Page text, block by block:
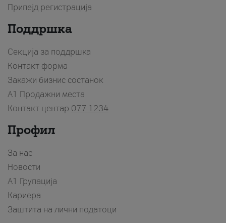
Припејд регистрација
Поддршка
Секција за поддршка
Контакт форма
Закажи бизнис состанок
A1 Продажни места
Контакт центар 077 1234
Профил
За нас
Новости
А1 Групација
Кариера
Заштита на лични податоци